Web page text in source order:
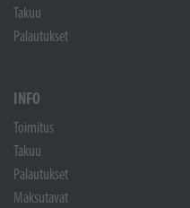
Takuu
Palautukset
INFO
Toimitus
Takuu
Palautukset
Maksutavat